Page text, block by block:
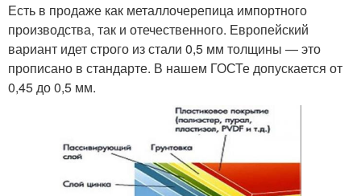
Есть в продаже как металлочерепица импортного
производства, так и отечественного. Европейский
вариант идет строго из стали 0,5 мм толщины — это
прописано в стандарте. В нашем ГОСТе допускается от
0,45 до 0,5 мм.